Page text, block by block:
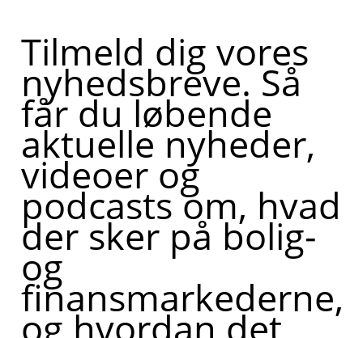
Tilmeld dig vores
nyhedsbreve. Så
får du løbende
aktuelle nyheder,
videoer og
podcasts om, hvad
der sker på bolig-
og
finansmarkederne,